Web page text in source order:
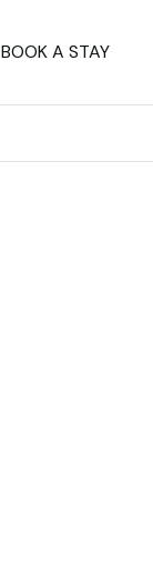
BOOK A STAY